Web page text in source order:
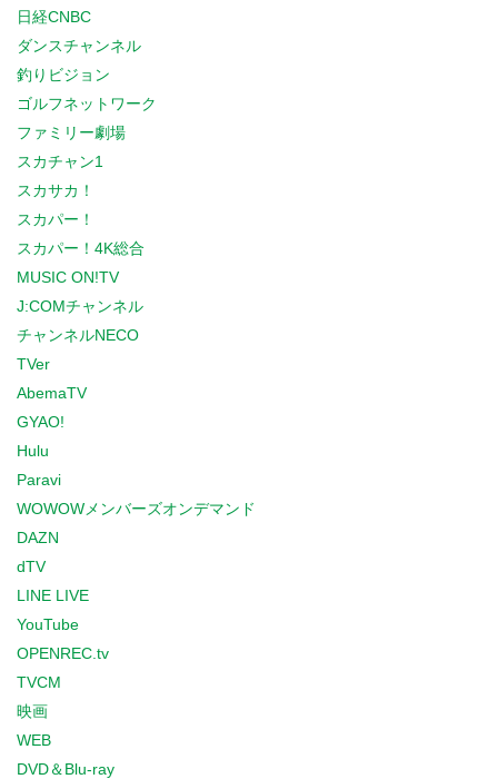
日経CNBC
ダンスチャンネル
釣りビジョン
ゴルフネットワーク
ファミリー劇場
スカチャン1
スカサカ！
スカパー！
スカパー！4K総合
MUSIC ON!TV
J:COMチャンネル
チャンネルNECO
TVer
AbemaTV
GYAO!
Hulu
Paravi
WOWOWメンバーズオンデマンド
DAZN
dTV
LINE LIVE
YouTube
OPENREC.tv
TVCM
映画
WEB
DVD＆Blu-ray